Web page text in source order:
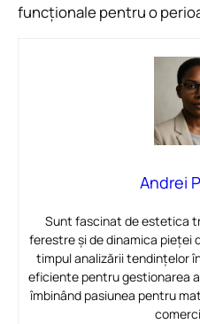
funcționale pentru o
Andrei
Sunt fascinat de estetica
ferestre și de dinamica pieței
timpul analizării tendințelor
eficiente pentru gestionarea
îmbinând pasiunea pentru